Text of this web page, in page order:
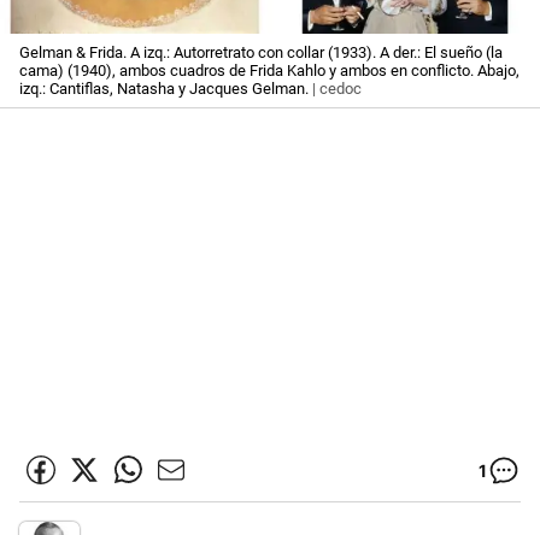
Gelman & Frida. A izq.: Autorretrato con collar (1933). A der.: El sueño (la
cama) (1940), ambos cuadros de Frida Kahlo y ambos en conflicto. Abajo,
izq.: Cantiflas, Natasha y Jacques Gelman. | cedoc
1